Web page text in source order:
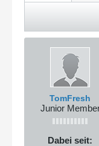
TomFresh
Junior
Dabei seit: